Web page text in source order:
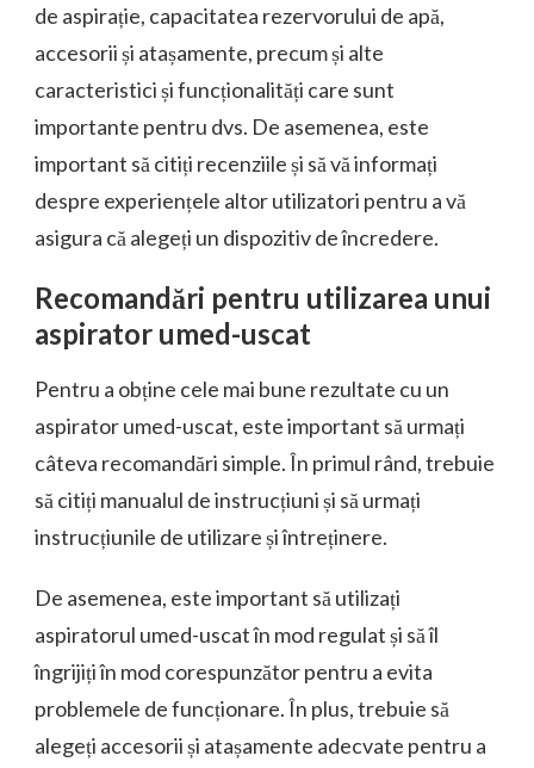
de aspirație, capacitatea rezervorului de apă,
accesorii și atașamente, precum și alte
caracteristici și funcționalități care sunt
importante pentru dvs. De asemenea, este
important să citiți recenziile și să vă informați
despre experiențele altor utilizatori pentru a vă
asigura că alegeți un dispozitiv de încredere.
Recomandări pentru utilizarea unui
aspirator umed-uscat
Pentru a obține cele mai bune rezultate cu un
aspirator umed-uscat, este important să urmați
câteva recomandări simple. În primul rând, trebuie
să citiți manualul de instrucțiuni și să urmați
instrucțiunile de utilizare și întreținere.
De asemenea, este important să utilizați
aspiratorul umed-uscat în mod regulat și să îl
îngrijiți în mod corespunzător pentru a evita
problemele de funcționare. În plus, trebuie să
alegeți accesorii și atașamente adecvate pentru a